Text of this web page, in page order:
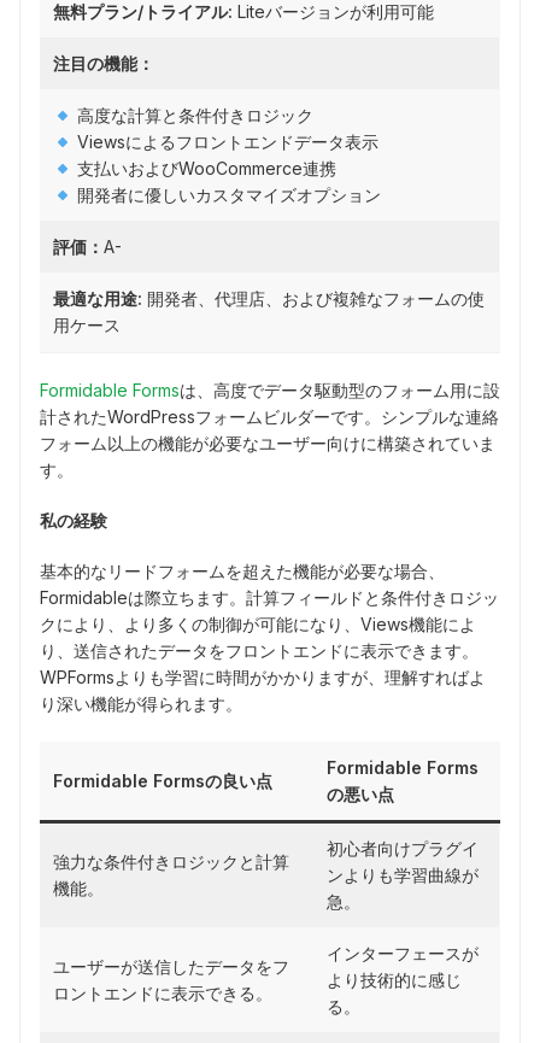
無料プラン/トライアル: Liteバージョンが利用可能
注目の機能：
高度な計算と条件付きロジック
Viewsによるフロントエンドデータ表示
支払いおよびWooCommerce連携
開発者に優しいカスタマイズオプション
評価： A-
最適な用途: 開発者、代理店、および複雑なフォームの使
用ケース
Formidable Formsは、高度でデータ駆動型のフォーム用に設
計されたWordPressフォームビルダーです。シンプルな連絡
フォーム以上の機能が必要なユーザー向けに構築されていま
す。
私の経験
基本的なリードフォームを超えた機能が必要な場合、
Formidableは際立ちます。計算フィールドと条件付きロジッ
クにより、より多くの制御が可能になり、Views機能によ
り、送信されたデータをフロントエンドに表示できます。
WPFormsよりも学習に時間がかかりますが、理解すればよ
り深い機能が得られます。
Formidable Formsの良い点
Formidable Forms
の悪い点
強力な条件付きロジックと計算
機能。
初心者向けプラグイ
ンよりも学習曲線が
急。
ユーザーが送信したデータをフ
ロントエンドに表示できる。
インターフェースが
より技術的に感じ
る。